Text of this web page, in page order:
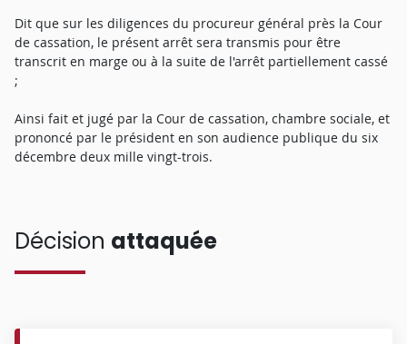
Dit que sur les diligences du procureur général près la Cour
de cassation, le présent arrêt sera transmis pour être
transcrit en marge ou à la suite de l'arrêt partiellement cassé
;
Ainsi fait et jugé par la Cour de cassation, chambre sociale, et
prononcé par le président en son audience publique du six
décembre deux mille vingt-trois.
Décision attaquée